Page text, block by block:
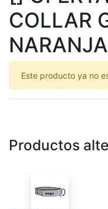
COLLAR
Este producto ya no
Productos